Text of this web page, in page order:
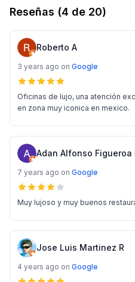
Reseñas (4 de 20)
Roberto A
3 years ago on Google
Oficinas de lujo, una atención
en zona muy iconica en mexico.
Adan Alfonso Figueroa
7 years ago on Google
Muy lujoso y muy buenos
Jose Luis Martinez R
4 years ago on Google